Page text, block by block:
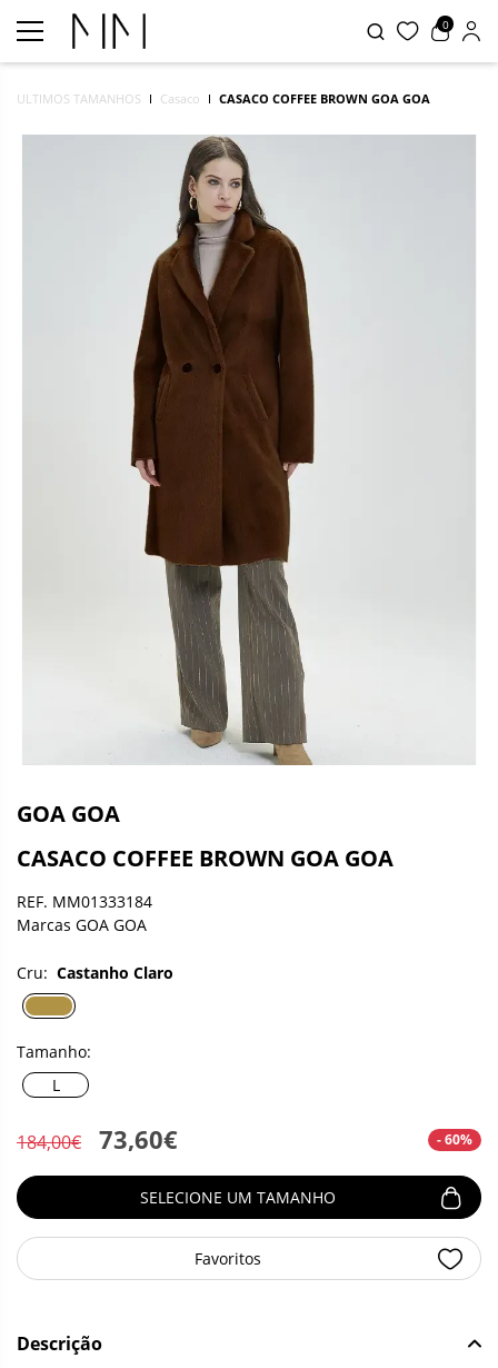
0
ULTIMOS TAMANHOS Casaco CASACO COFFEE BROWN GOA GOA
GOA GOA
CASACO COFFEE BROWN GOA GOA
REF. MM01333184
Marcas GOA GOA
Cru: Castanho Claro
Tamanho:
L
184,00€ 73,60€ - 60%
SELECIONE UM TAMANHO
Favoritos
Descrição